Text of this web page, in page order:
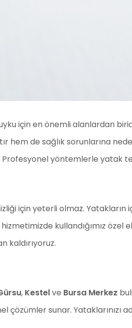
uyku için en önemli alanlardan
hem de sağlık sorunlarına
yöntemlerle yatak
için yeterli olmaz.
hizmetimizde kullandığımız özel
kaldırıyoruz.
, Kestelve Bursa Merkez
sunar. Yataklarınızı